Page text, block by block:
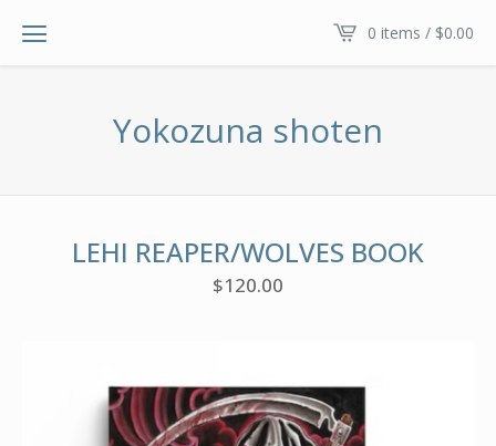
0 items / $0.00
Yokozuna shoten
LEHI REAPER/WOLVES BOOK
$120.00